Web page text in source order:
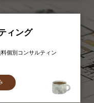
ィング
個別コンサルティン